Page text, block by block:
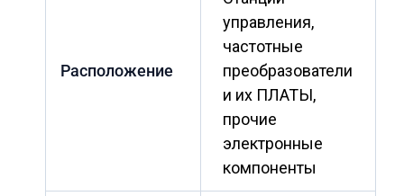
Расположение
управления,
частотные
преобразователи
и их ПЛАТЫ,
прочие
электронные
компоненты